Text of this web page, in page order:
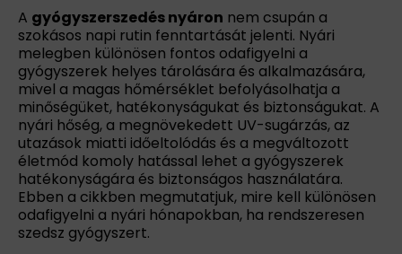
A gyógyszerszedés nyáron nem csupán a
szokásos napi rutin fenntartását jelenti. Nyári
melegben különösen fontos odafigyelni a
gyógyszerek helyes tárolására és alkalmazására,
mivel a magas hőmérséklet befolyásolhatja a
minőségüket, hatékonyságukat és biztonságukat. A
nyári hőség, a megnövekedett UV-sugárzás, az
utazások miatti időeltolódás és a megváltozott
életmód komoly hatással lehet a gyógyszerek
hatékonyságára és biztonságos használatára.
Ebben a cikkben megmutatjuk, mire kell különösen
odafigyelni a nyári hónapokban, ha rendszeresen
szedsz gyógyszert.